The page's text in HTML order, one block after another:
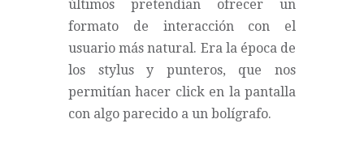
últimos pretendían ofrecer un
formato de interacción con el
usuario más natural. Era la época de
los stylus y punteros, que nos
permitían hacer click en la pantalla
con algo parecido a un bolígrafo.